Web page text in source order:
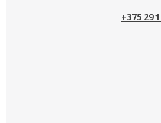
+375 29